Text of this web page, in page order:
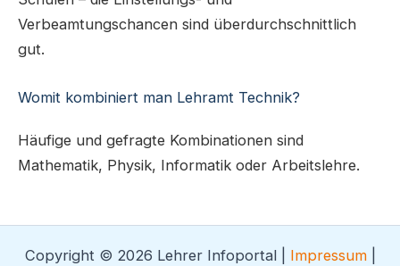
Verbeamtungschancen sind überdurchschnittlich
gut.
Womit kombiniert man Lehramt Technik?
Häufige und gefragte Kombinationen sind
Mathematik, Physik, Informatik oder Arbeitslehre.
Copyright © 2026 Lehrer Infoportal | Impressum|